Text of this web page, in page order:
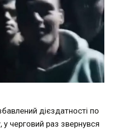
дієздатності по
у черговий раз звернувся